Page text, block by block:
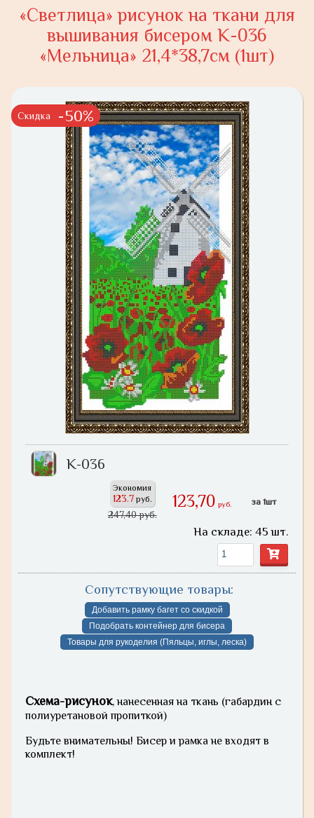
«Светлица» рисунок на ткани для
вышивания бисером К-036
«Мельница» 21,4*38,7см (1шт)
Скидка -50%
К-036
Экономия
123.7руб.
247,40 руб.
123,70 руб. за 1шт
На складе: 45 шт.
Сопутствующие товары:
Добавить рамку багет со скидкой
Подобрать контейнер для бисера
Товары для рукоделия (Пяльцы, иглы, леска)
Схема-рисунок, нанесенная на ткань (габардин с
полиуретановой пропиткой)
Будьте внимательны! Бисер и рамка не входят в
комплект!